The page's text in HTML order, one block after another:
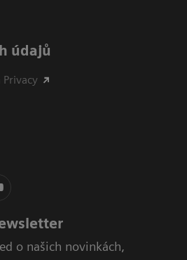
údajů
o našich novinkách,